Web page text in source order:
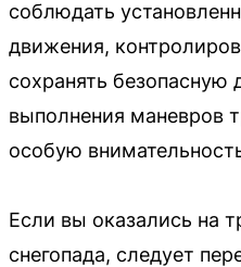
соблюдать
движения,
сохранять
выполнения маневров
особую
Если вы оказались на
снегопада, следует